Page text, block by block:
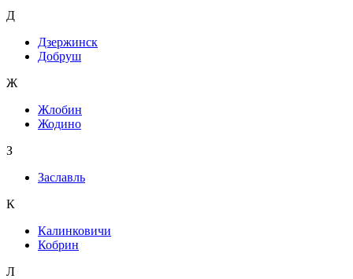
Д
Дзержинск
Добруш
Ж
Жлобин
Жодино
З
Заславль
К
Калинковичи
Кобрин
Л